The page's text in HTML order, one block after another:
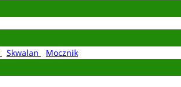
Skwalan
Mocznik